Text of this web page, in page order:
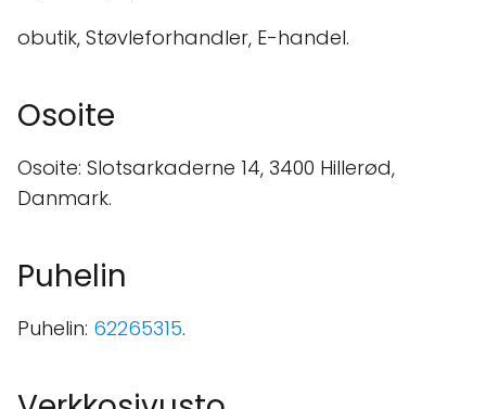
obutik, Støvleforhandler, E-handel.
Osoite
Osoite: Slotsarkaderne 14, 3400 Hillerød,
Danmark.
Puhelin
Puhelin: 62265315.